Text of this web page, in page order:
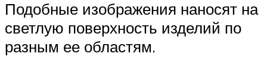
Подобные изображения наносят на
светлую поверхность изделий по
разным ее областям.